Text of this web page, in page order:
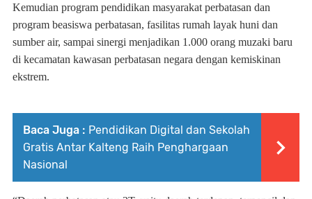
Kemudian program pendidikan masyarakat perbatasan dan
program beasiswa perbatasan, fasilitas rumah layak huni dan
sumber air, sampai sinergi menjadikan 1.000 orang muzaki baru
di kecamatan kawasan perbatasan negara dengan kemiskinan
ekstrem.
Baca Juga : Pendidikan Digital dan Sekolah
Gratis Antar Kalteng Raih Penghargaan
Nasional